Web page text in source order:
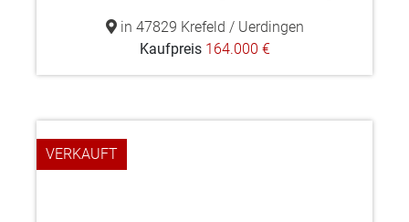
in 47829 Krefeld / Uerdingen
Kaufpreis 164.000 €
VERKAUFT